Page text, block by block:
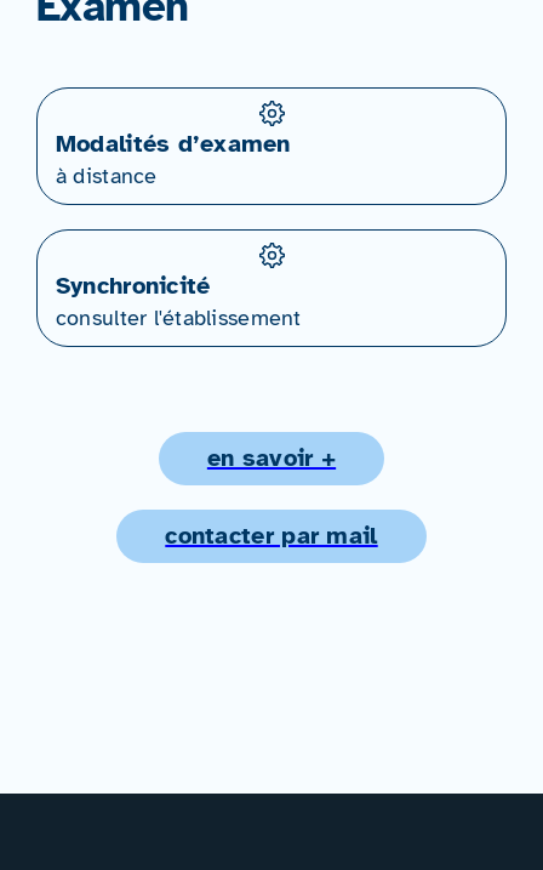
Modalités d’examen
à distance
Synchronicité
consulter l'établissement
en savoir +
contacter par mail